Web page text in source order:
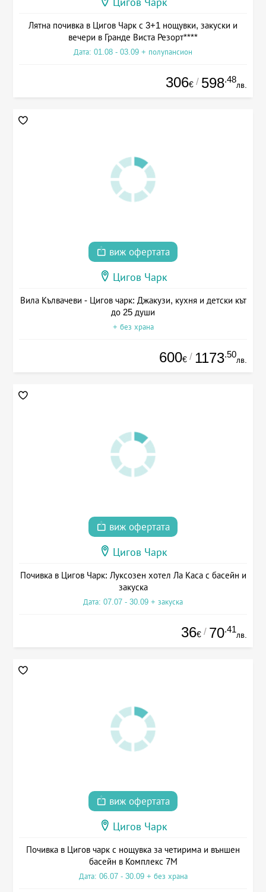
Цигов Чарк
Лятна почивка в Цигов Чарк с 3+1 нощувки, закуски и
вечери в Гранде Виста Резорт****
Дата: 01.08 - 03.09 + полупансион
306€ / 598.48
лв.
виж офертата
Цигов Чарк
Вила Кълвачеви - Цигов чарк: Джакузи, кухня и детски кът
до 25 души
+ без храна
600€ / 1173.50
лв.
виж офертата
Цигов Чарк
Почивка в Цигов Чарк: Луксозен хотел Ла Каса с басейн и
закуска
Дата: 07.07 - 30.09 + закуска
36€ / 70.41
лв.
виж офертата
Цигов Чарк
Почивка в Цигов чарк с нощувка за четирима и външен
басейн в Комплекс 7М
Дата: 06.07 - 30.09 + без храна